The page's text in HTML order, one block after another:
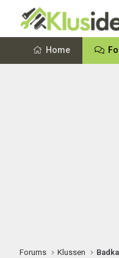
Home
Forums Klussen